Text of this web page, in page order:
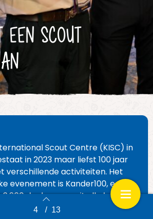
4 / 13
EEN SCOUT
Scout Centre (KISC) in
in 2023 maar liefst 100 jaar
verschillende activiteiten. Het
evenement is Kander100, een
deelnemers uit alle hoeken
Eén van die deelnemers is David